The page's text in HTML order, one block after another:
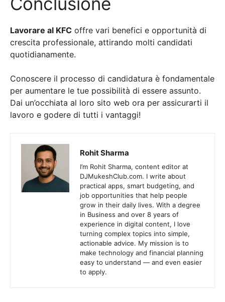
Lavorare al KFC offre vari benefici e opportunità di
crescita professionale, attirando molti candidati
quotidianamente.
Conoscere il processo di candidatura è fondamentale
per aumentare le tue possibilità di essere assunto.
Dai un’occhiata al loro sito web ora per assicurarti il
lavoro e godere di tutti i vantaggi!
Rohit Sharma
I’m Rohit Sharma, content editor at
DJMukeshClub.com. I write about
practical apps, smart budgeting, and
job opportunities that help people
grow in their daily lives. With a degree
in Business and over 8 years of
experience in digital content, I love
turning complex topics into simple,
actionable advice. My mission is to
make technology and financial planning
easy to understand — and even easier
to apply.